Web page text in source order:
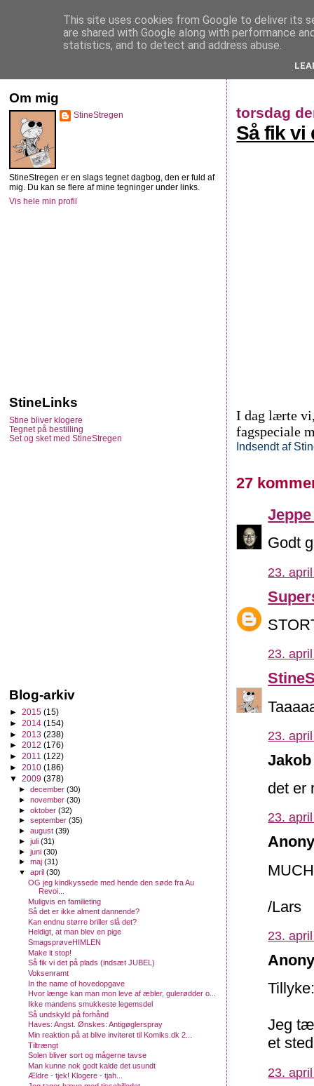
StineStregen
torsdag
Så fik vi
I dag lærte
fagspeciale
Indsendt af
27
Godt
23.
23.
23.
det er
23.
/Lars
23.
Jeg
et
23.
Om mig
StineStregen
StineStregen er en slags tegnet dagbog, den er fuld af
mig. Du kan se flere af mine tegninger under links.
Vis hele min profil
StineLinks
Stine bliver klogere
Tegnet på bestilling
Set og sket med StineStregen
Blog-arkiv
► 2015 (15)
► 2014 (154)
► 2013 (238)
► 2012 (176)
► 2011 (122)
► 2010 (186)
▼ 2009 (378)
►december(30)
►november(30)
►oktober(32)
►september(35)
►august(39)
►juli(31)
►juni(30)
►maj(31)
▼april(30)
OG jeg kindkyssede med hende den søde fra Au
Revoi...
Muligvis en familieting
Så det er ikke alment dannende?
Kan endnu større briller slå det?
Heldigt, at man blev en pige
SmagsprøveHIMLEN
Make it stop!
Så fik vi det på plads (indsæt JUBEL)
Voksenramt
In the name of hovedopgave
Hvor længe kan man mon leve af æbler, gulerødder o...
Ikke mandens smukkeste legemsdel
Så undskyld på forhånd
Haves: Angst. Ønskes: Antigøglerspray
Min reaktion på at blive inviteret til Komiks.dk 2...
Tiltrængt
Solen bliver sort og mågerne tavse
Man kunne nok godt kalde det usundt
Ældre - tjek! Klogere - tjah...
This site uses cookies from Google to deliver its
are shared with Google along with performance
statistics, and to detect and address abuse.